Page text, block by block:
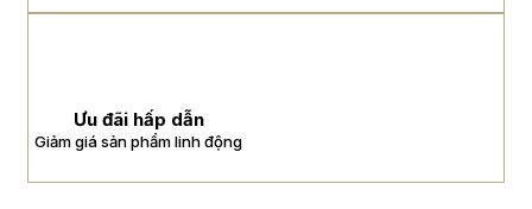
Ưu đãi hấp dẫn
Giảm giá sản phẩm linh động